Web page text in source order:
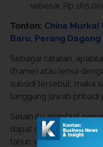
sebesar Rp
Tonton: China Murka!
Baru, Perang
Sebagai catatan,
(frame) atau lensa
subsidi tersebut, maka
tanggung jawab pribadi
Selain itu, manfaat
dapat diklaim kembali
tahun sekali.